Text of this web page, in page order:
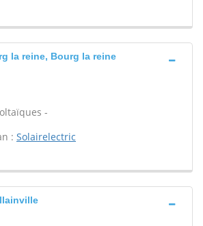
la reine, Bourg la reine
-
: Solairelectric